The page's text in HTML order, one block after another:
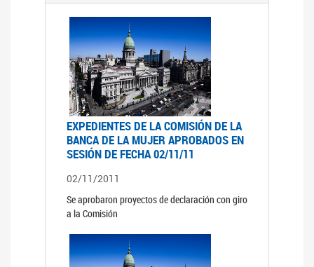
EXPEDIENTES DE LA COMISIÓN DE LA
BANCA DE LA MUJER APROBADOS EN
SESIÓN DE FECHA 02/11/11
02/11/2011
Se aprobaron proyectos de declaración con giro
a la Comisión